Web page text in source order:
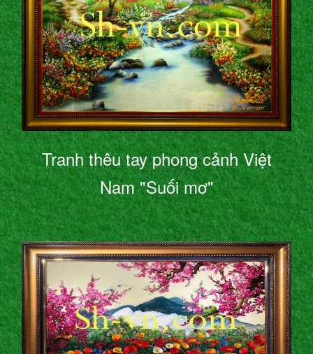
Tranh thêu tay phong cảnh Việt
Nam "Suối mơ"